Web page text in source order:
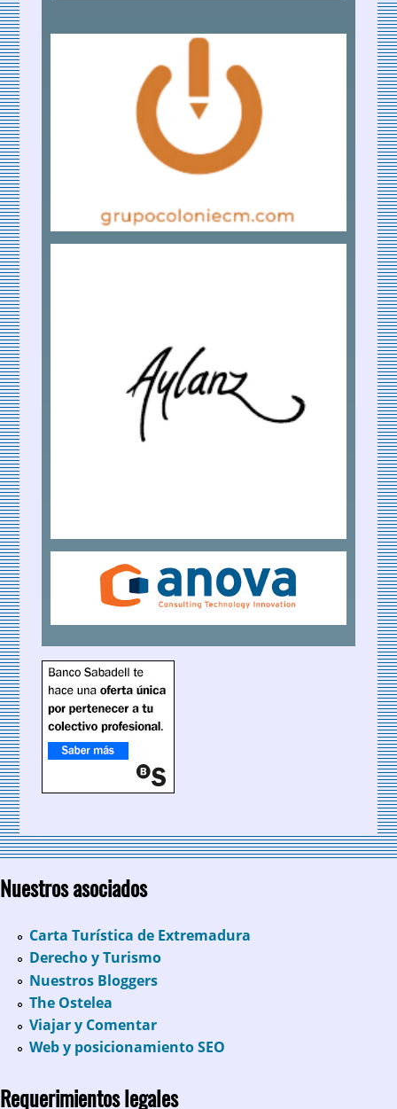
Nuestros asociados
Carta Turística de Extremadura
Derecho y Turismo
Nuestros Bloggers
The Ostelea
Viajar y Comentar
Web y posicionamiento SEO
Requerimientos legales